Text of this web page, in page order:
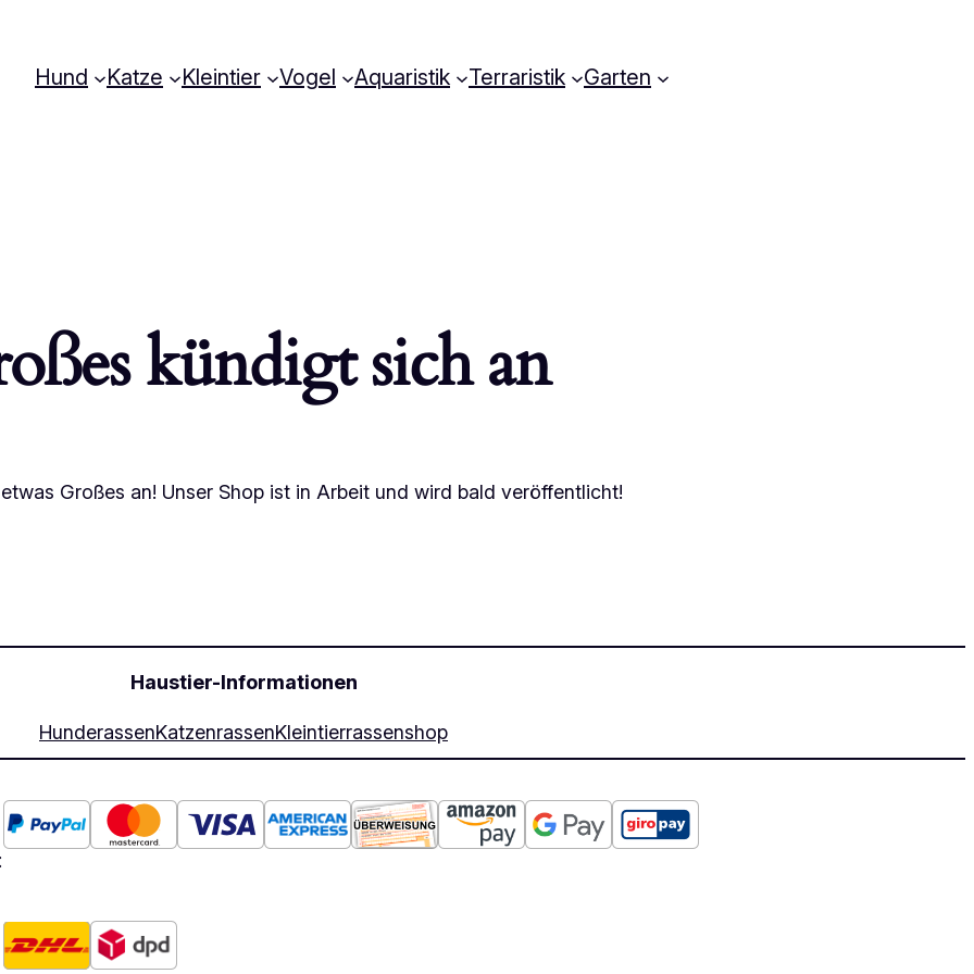
Hund Katze Kleintier Vogel Aquaristik Terraristik Garten
kündigt sich an
Großes an! Unser Shop ist in Arbeit und wird bald veröffentlicht!
Haustier-Informationen
HunderassenKatzenrassenKleintierrassenshop